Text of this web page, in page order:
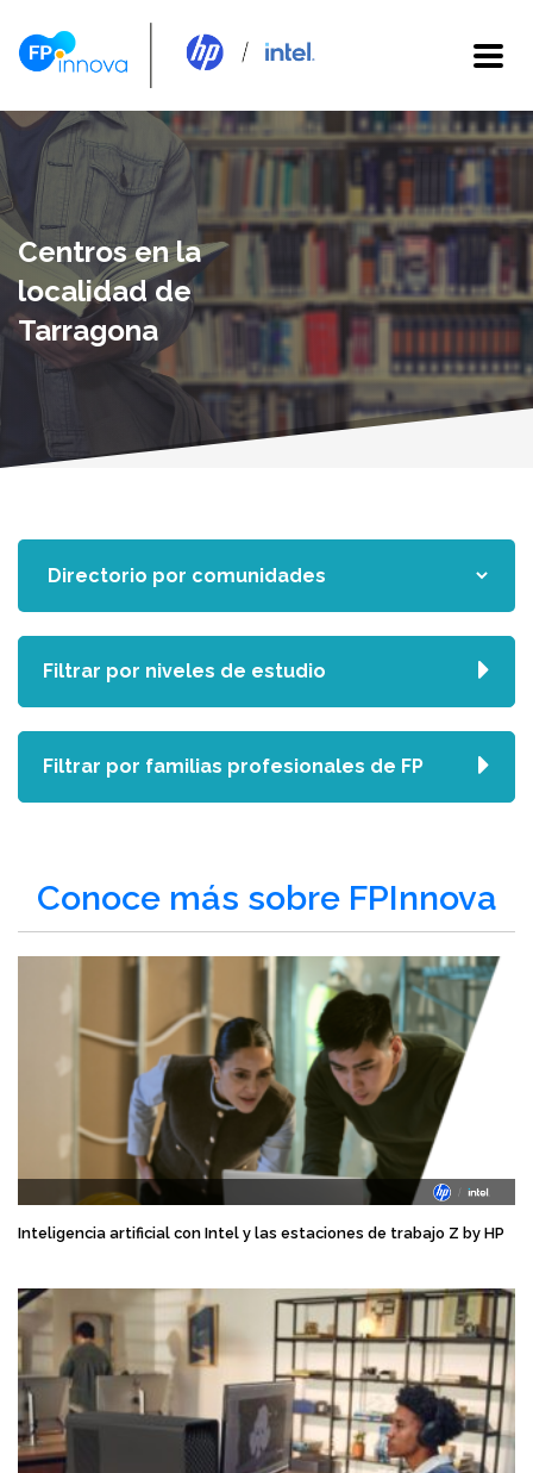
Centros en la
localidad de
Tarragona
Conoce más sobre FPInnova
Inteligencia artificial con Intel y las estaciones de trabajo Z by HP
Filtrar por niveles de estudio
Filtrar por familias profesionales de FP